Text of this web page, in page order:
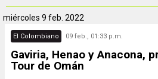
miércoles 9 feb. 2022
El Colombiano 09 feb., 01:33 p.m.
Gaviria, Henao y Anacona,
Tour de Omán